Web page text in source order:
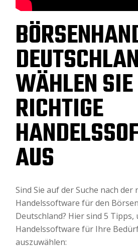
WÄHLEN
RICHTIGE
AUS
Sind Sie auf der Suche nach der
Handelssoftware für den
Deutschland? Hier sind 5 Tipps,
Handelssoftware für Ihre
auszuwählen: